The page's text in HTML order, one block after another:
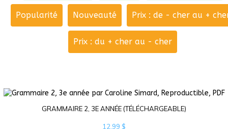
Popularité Nouveauté Prix : de - cher au +
Prix : du + cher au - cher
GRAMMAIRE 2, 3E ANNÉE (TÉLÉCHARGEABLE)
12,99 $